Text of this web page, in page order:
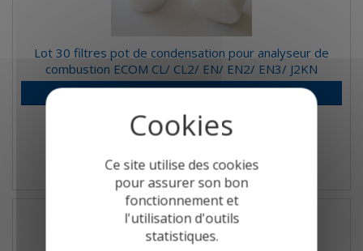
Lot 30 filtres pot de condensation pour analyseur de
combustion ECOM CL/ CL2/ EN/ EN2/ EN3/ J2KN
Se connecter pour voir les prix
Détail
Ce site utilise des cookies
pour assurer son bon
fonctionnement et
l'utilisation d'outils
statistiques.